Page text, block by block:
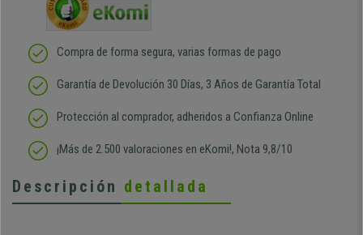
Compra de forma segura, varias formas de pago
Garantía de Devolución 30 Días, 3 Años de Garantía Total
Protección al comprador, adheridos a Confianza Online
¡Más de 2.500 valoraciones en eKomi!, Nota 9,8/10
Descripción detallada